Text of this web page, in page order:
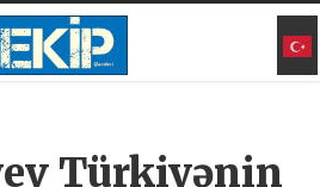
Türkiyənin